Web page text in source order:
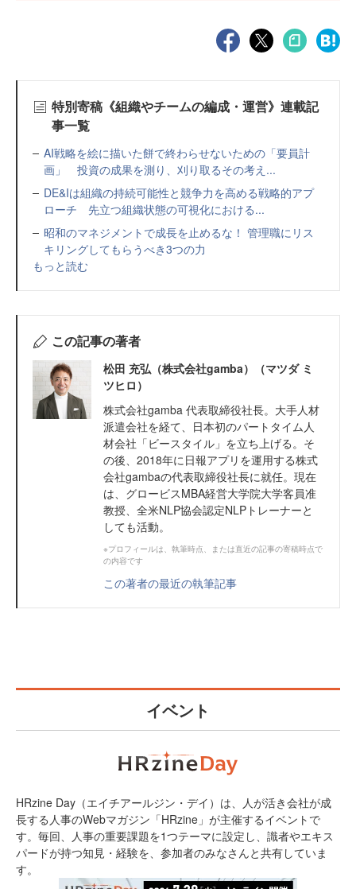
特別寄稿《組織やチームの編成・運営》連載記
事一覧
AI戦略を絵に描いた餅で終わらせないための「要員計
画」 投資の成果を測り、刈り取るその考え...
DE&Iは組織の持続可能性と競争力を高める戦略的アプ
ローチ 先立つ組織状態の可視化における...
昭和のマネジメントで成長を止めるな！ 管理職にリス
キリングしてもらうべき3つの力
もっと読む
この記事の著者
松田 充弘（株式会社gamba）（マツダ ミ
ツヒロ）
株式会社gamba 代表取締役社長。大手人材
派遣会社を経て、日本初のパートタイム人
材会社「ビースタイル」を立ち上げる。そ
の後、2018年に日報アプリを運用する株式
会社gambaの代表取締役社長に就任。現在
は、グロービスMBA経営大学院大学客員准
教授、全米NLP協会認定NLPトレーナーと
しても活動。
※プロフィールは、執筆時点、または直近の記事の寄稿時点で
の内容です
この著者の最近の執筆記事
イベント
HRzine Day（エイチアールジン・デイ）は、人が活き会社が成
長する人事のWebマガジン「HRzine」が主催するイベントで
す。毎回、人事の重要課題を1つテーマに設定し、識者やエキス
パードが持つ知見・経験を、参加者のみなさんと共有していま
す。